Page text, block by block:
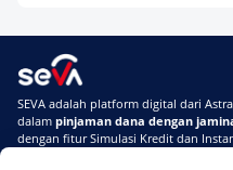
Terpercaya
Telat Bayar
Masuk BI
Terbarunya di
SEVA adalah platform digital dari
dalam pinjaman dana dengan
dengan fitur Simulasi Kredit dan